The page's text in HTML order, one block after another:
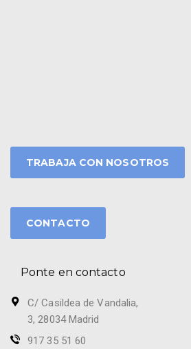
TRABAJA CON NOSOTROS
CONTACTO
Ponte en contacto
C/ Casildea de Vandalia,
3, 28034 Madrid
917 35 51 60